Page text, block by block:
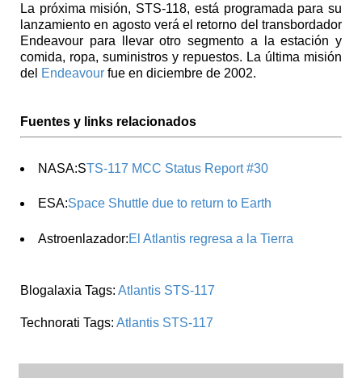
La próxima misión, STS-118, está programada para su
lanzamiento en agosto verá el retorno del transbordador
Endeavour para llevar otro segmento a la estación y
comida, ropa, suministros y repuestos. La última misión
del Endeavour fue en diciembre de 2002.
Fuentes y links relacionados
NASA:STS-117 MCC Status Report #30
ESA:Space Shuttle due to return to Earth
Astroenlazador:El Atlantis regresa a la Tierra
Blogalaxia Tags: Atlantis STS-117
Technorati Tags: Atlantis STS-117